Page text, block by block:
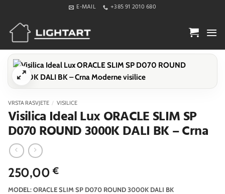
content
E-MAIL +385 91 2010 680
VRSTA RASVJETE / VISILICE
Visilica Ideal Lux ORACLE SLIM SP
D070 ROUND 3000K DALI BK – Crna
250,00€
MODEL: ORACLE SLIM SP D070 ROUND 3000K DALI BK